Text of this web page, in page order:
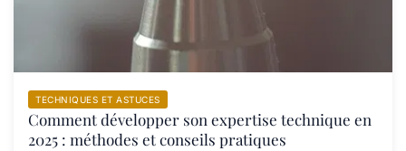
TECHNIQUES ET ASTUCES
Comment développer son expertise technique en
2025 : méthodes et conseils pratiques